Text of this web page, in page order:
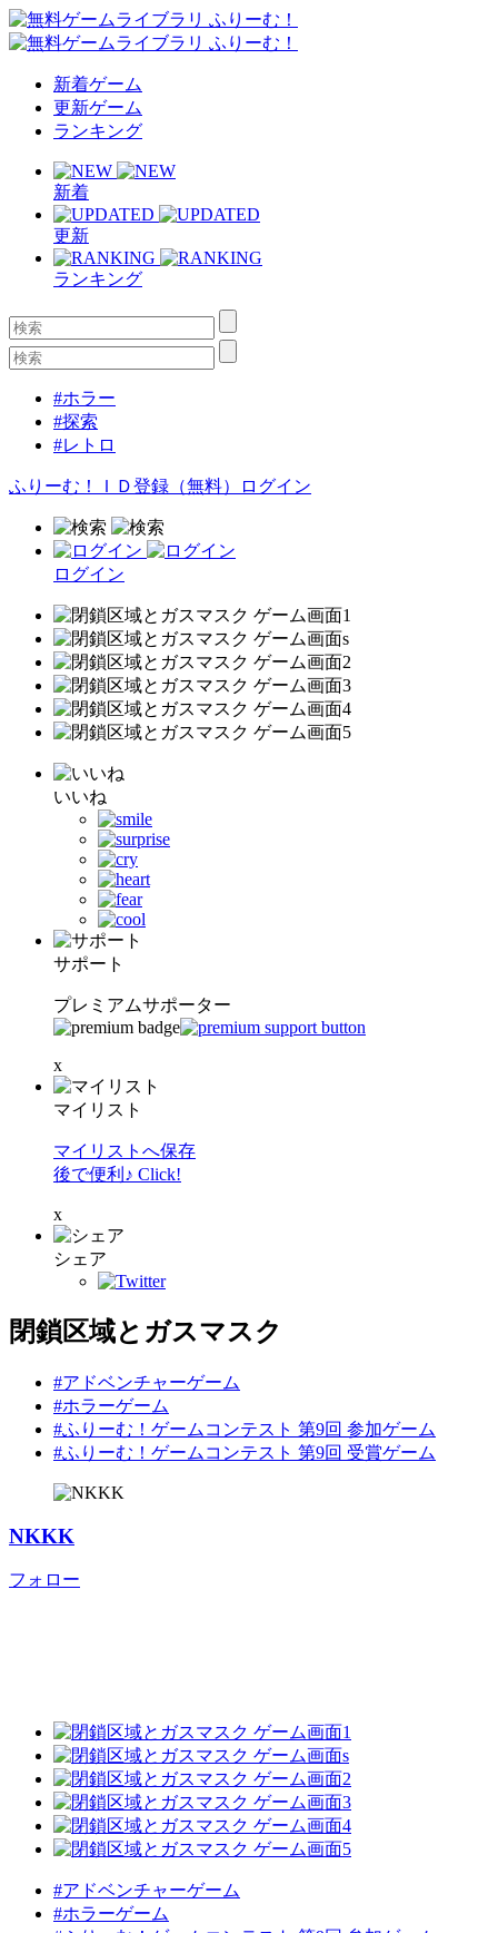
新着ゲーム
更新ゲーム
ランキング
新着
更新
ランキング
#ホラー
#探索
#レトロ
ふりーむ！ＩＤ登録（無料） ログイン
ログイン
いいね
サポート
プレミアムサポーター
x
マイリスト
マイリストへ保存
後で便利♪ Click!
x
シェア
閉鎖区域とガスマスク
#アドベンチャーゲーム
#ホラーゲーム
#ふりーむ！ゲームコンテスト 第9回 参加ゲーム
#ふりーむ！ゲームコンテスト 第9回 受賞ゲーム
NKKK
フォロー
#アドベンチャーゲーム
#ホラーゲーム